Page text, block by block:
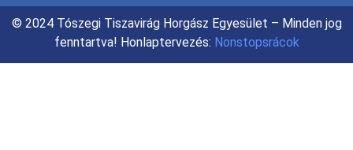
© 2024 Tószegi Tiszavirág Horgász Egyesület – Minden jog
fenntartva! Honlaptervezés: Nonstopsrácok